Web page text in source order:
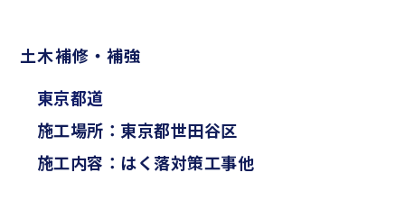
土木補修・補強
東京都道
施工場所：東京都世田谷区
施工内容：はく落対策工事他